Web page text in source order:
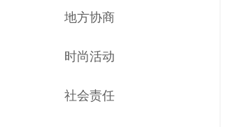
地方协商
时尚活动
社会责任